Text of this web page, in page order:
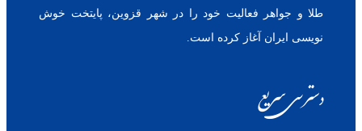
طلا و جواهر فعالیت خود را در شهر قزوین، پایتخت خوش
نویسی ایران آغاز کرده است.
دسترسی سریع